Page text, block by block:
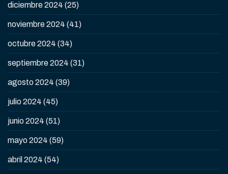
diciembre 2024 (25)
noviembre 2024 (41)
octubre 2024 (34)
septiembre 2024 (31)
agosto 2024 (39)
julio 2024 (45)
junio 2024 (51)
mayo 2024 (59)
abril 2024 (54)